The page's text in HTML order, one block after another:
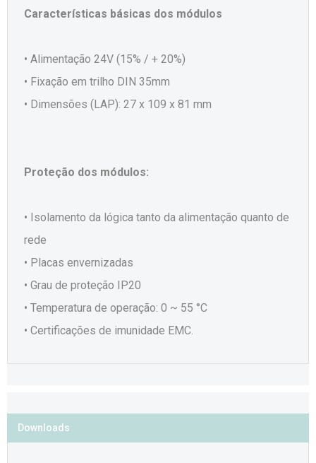
Características básicas dos módulos
• Alimentação 24V (15% / + 20%)
• Fixação em trilho DIN 35mm
• Dimensões (LAP): 27 x 109 x 81 mm
Proteção dos módulos:
• Isolamento da lógica tanto da alimentação quanto de
rede
• Placas envernizadas
• Grau de proteção IP20
• Temperatura de operação: 0 ~ 55 °C
• Certificações de imunidade EMC.
Downloads